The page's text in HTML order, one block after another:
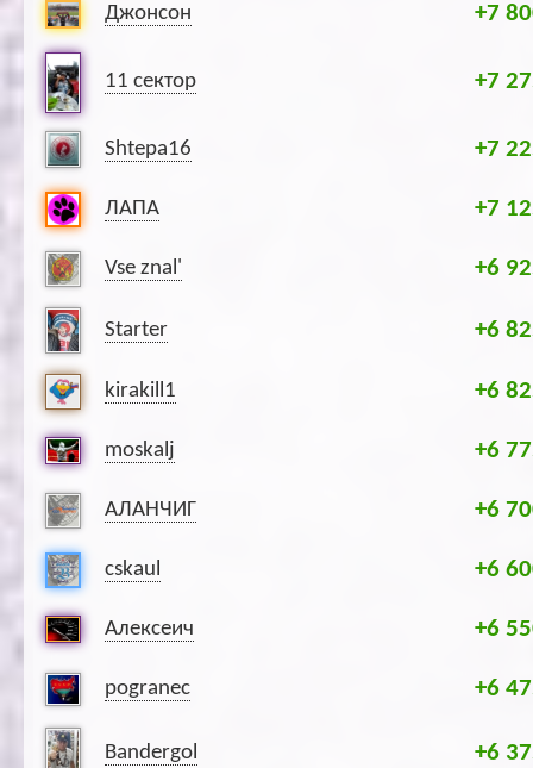
Джонсон +7
11 сектор +7
Shtepa16 +7
ЛАПА +7
Vse znal' +6
Starter +6
kirakill1 +6
moskalj +6
АЛАНЧИГ +6
cskaul +6
Алексеич +6
pogranec +6
Bandergol +6